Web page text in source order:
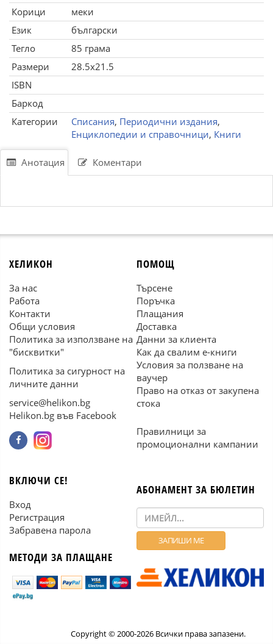
Корици
меки
Език
български
Тегло
85 грама
Размери
28.5x21.5
ISBN
Баркод
Категории
Списания, Периодични издания,
Енциклопедии и справочници, Книги
Анотация Коментари
ХЕЛИКОН
За нас
Работа
Контакти
Общи условия
Политика за използване на
"бисквитки"
Политика за сигурност на
личните данни
service@helikon.bg
Helikon.bg във Facebook
ПОМОЩ
Търсене
Поръчка
Плащания
Доставка
Данни за клиента
Как да свалим е-книги
Условия за ползване на
ваучер
Право на отказ от закупена
стока
Правилници за
промоционални кампании
ВКЛЮЧИ СЕ!
Вход
Регистрация
Забравена парола
МЕТОДИ ЗА ПЛАЩАНЕ
АБОНАМЕНТ ЗА БЮЛЕТИН
Copyright © 2000-2026 Всички права запазени.